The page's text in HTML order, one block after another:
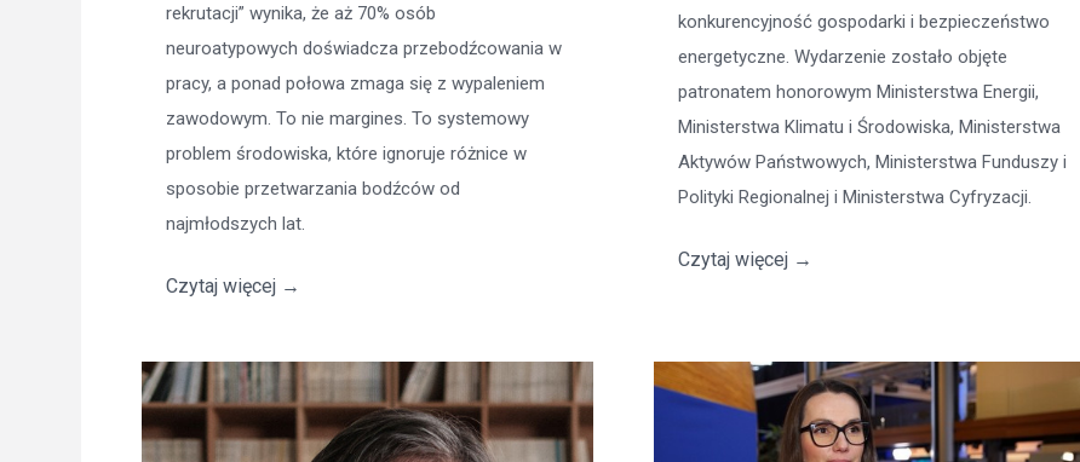
rekrutacji” wynika, że aż 70% osób
neuroatypowych doświadcza przebodźcowania w
pracy, a ponad połowa zmaga się z wypaleniem
zawodowym. To nie margines. To systemowy
problem środowiska, które ignoruje różnice w
sposobie przetwarzania bodźców od
najmłodszych lat.
Czytaj więcej →
konkurencyjność gospodarki i bezpieczeństwo
energetyczne. Wydarzenie zostało objęte
patronatem honorowym Ministerstwa Energii,
Ministerstwa Klimatu i Środowiska, Ministerstwa
Aktywów Państwowych, Ministerstwa Funduszy i
Polityki Regionalnej i Ministerstwa Cyfryzacji.
Czytaj więcej →